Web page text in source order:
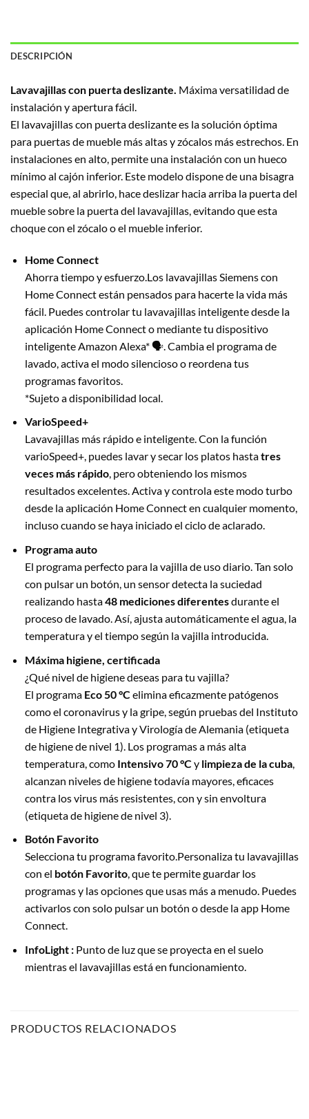
DESCRIPCIÓN
Lavavajillas con puerta deslizante. Máxima versatilidad de
instalación y apertura fácil.
El lavavajillas con puerta deslizante es la solución óptima
para puertas de mueble más altas y zócalos más estrechos. En
instalaciones en alto, permite una instalación con un hueco
mínimo al cajón inferior. Este modelo dispone de una bisagra
especial que, al abrirlo, hace deslizar hacia arriba la puerta del
mueble sobre la puerta del lavavajillas, evitando que esta
choque con el zócalo o el mueble inferior.
Home Connect
Ahorra tiempo y esfuerzo.Los lavavajillas Siemens con
Home Connect están pensados para hacerte la vida más
fácil. Puedes controlar tu lavavajillas inteligente desde la
aplicación Home Connect o mediante tu dispositivo
inteligente Amazon Alexa* 🗣️. Cambia el programa de
lavado, activa el modo silencioso o reordena tus
programas favoritos.
*Sujeto a disponibilidad local.
VarioSpeed+
Lavavajillas más rápido e inteligente. Con la función
varioSpeed+, puedes lavar y secar los platos hastatres
veces más rápido, pero obteniendo los mismos
resultados excelentes. Activa y controla este modo turbo
desde la aplicación Home Connect en cualquier momento,
incluso cuando se haya iniciado el ciclo de aclarado.
Programa auto
El programa perfecto para la vajilla de uso diario. Tan solo
con pulsar un botón, un sensor detecta la suciedad
realizando hasta48 mediciones diferentesdurante el
proceso de lavado. Así, ajusta automáticamente el agua, la
temperatura y el tiempo según la vajilla introducida.
Máxima higiene, certificada
¿Qué nivel de higiene deseas para tu vajilla?
El programa Eco 50 °Celimina eficazmente patógenos
como el coronavirus y la gripe, según pruebas del Instituto
de Higiene Integrativa y Virología de Alemania (etiqueta
de higiene de nivel 1). Los programas a más alta
temperatura, como Intensivo 70 °Cy limpieza de la cuba,
alcanzan niveles de higiene todavía mayores, eficaces
contra los virus más resistentes, con y sin envoltura
(etiqueta de higiene de nivel 3).
Botón Favorito
Selecciona tu programa favorito.Personaliza tu lavavajillas
con el botón Favorito, que te permite guardar los
programas y las opciones que usas más a menudo. Puedes
activarlos con solo pulsar un botón o desde la app Home
Connect.
InfoLight : Punto de luz que se proyecta en el suelo
mientras el lavavajillas está en funcionamiento.
PRODUCTOS RELACIONADOS